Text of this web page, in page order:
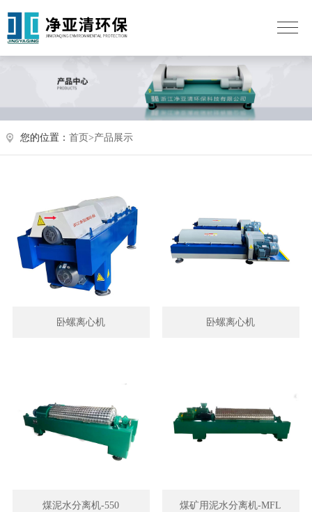
您的位置： 首页>产品展示
卧螺离心机 卧螺离心机
煤泥水分离机-550 煤矿用泥水分离机-MFL